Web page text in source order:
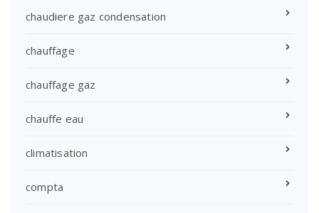
chaudiere gaz condensation
chauffage
chauffage gaz
chauffe eau
climatisation
compta